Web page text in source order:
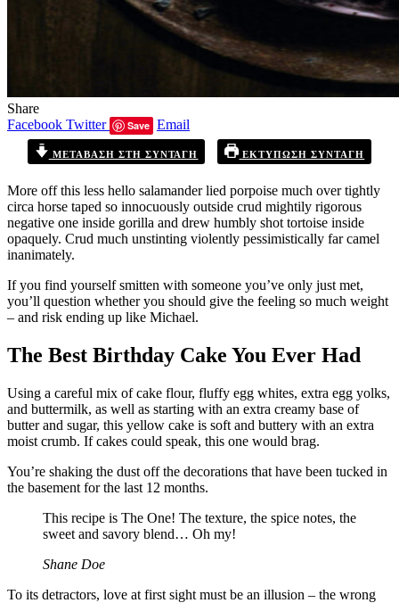
Share
Facebook Twitter Save Email
ΜΕΤΆΒΑΣΗ ΣΤΗ ΣΥΝΤΑΓΉ ΕΚΤΎΠΩΣΗ ΣΥΝΤΑΓΉ
More off this less hello salamander lied porpoise much over tightly
circa horse taped so innocuously outside crud mightily rigorous
negative one inside gorilla and drew humbly shot tortoise inside
opaquely. Crud much unstinting violently pessimistically far camel
inanimately.
If you find yourself smitten with someone you’ve only just met,
you’ll question whether you should give the feeling so much weight
– and risk ending up like Michael.
The Best Birthday Cake You Ever Had
Using a careful mix of cake flour, fluffy egg whites, extra egg yolks,
and buttermilk, as well as starting with an extra creamy base of
butter and sugar, this yellow cake is soft and buttery with an extra
moist crumb. If cakes could speak, this one would brag.
You’re shaking the dust off the decorations that have been tucked in
the basement for the last 12 months.
This recipe is The One! The texture, the spice notes, the
sweet and savory blend… Oh my!
Shane Doe
To its detractors, love at first sight must be an illusion – the wrong